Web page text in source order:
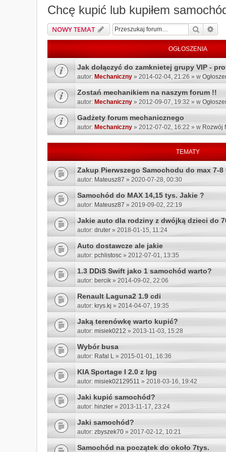
Chcę kupić lub kupiłem
NOWY TEMAT Szukaj
OGŁOSZENIA
Jak dołączyć do zamknietej grupy VIP -
autor: Mechaniczny » 2014-02-04, 21:26 » w
Zostań mechanikiem na naszym forum !!
autor: Mechaniczny » 2012-09-07, 19:32 » w
Gadżety forum mechanicznego
autor: Mechaniczny » 2012-07-02, 16:22 » w Rozwój
TEMATY
Zakup Pierwszego Samochodu do max 7-8
autor: Mateusz87 » 2020-07-28, 00:30
Samochód do MAX 14,15 tys. Jakie ?
autor: Mateusz87 » 2019-09-02, 22:19
Jakie auto dla rodziny z dwójką dzieci do
autor: druter » 2018-01-15, 11:24
Auto dostawcze ale jakie
autor: pchlistosc » 2012-07-01, 13:35
1.3 DDiS Swift jako 1 samochód warto?
autor: bercik » 2014-09-02, 22:06
Renault Laguna2 1.9 cdi
autor: krys.kj » 2014-04-07, 19:35
Jaką terenówkę warto kupić?
autor: misiek0212 » 2013-11-03, 15:28
Wybór busa
autor: Rafal L » 2015-01-01, 16:36
KIA Sportage I 2.0 z lpg
autor: misiek02129511 » 2018-03-16, 19:42
Jaki kupić samochód?
autor: hinzler » 2013-11-17, 23:24
Jaki samochód?
autor: zbyszek70 » 2017-02-12, 10:21
Samochód na początek do około 7tys.